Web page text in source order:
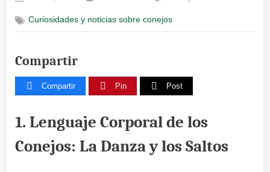
Conejos:
Curiosidades y noticias sobre conejos
Compartir
Compartir Pin Post
1. Lenguaje Corporal de los
Conejos: La Danza y los Saltos